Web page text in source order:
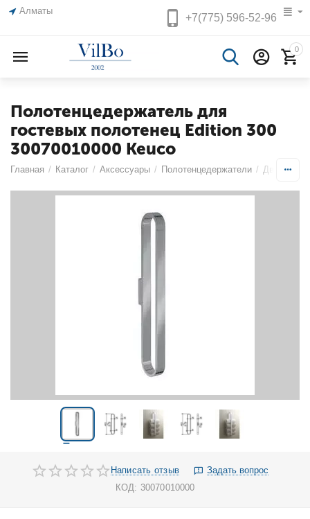
Алматы
+7(775)596-52-96
0
Полотенцедержатель для
гостевых полотенец Edition 300
30070010000 Keuco
Главная / Каталог / Аксессуары / Полотенцедержатели / Двойные/
Написать отзыв
Задать вопрос
КОД: 30070010000